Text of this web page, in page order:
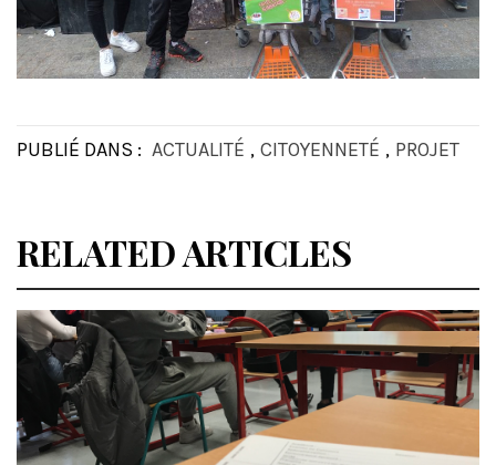
PUBLIÉ DANS : ACTUALITÉ , CITOYENNETÉ , PROJET
RELATED ARTICLES